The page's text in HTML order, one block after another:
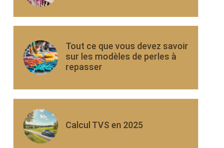
Tout ce que vous devez savoir
sur les modèles de perles à
repasser
Calcul TVS en 2025